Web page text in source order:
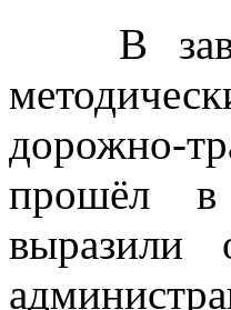
В
дорожно-
прошёл в
выразили